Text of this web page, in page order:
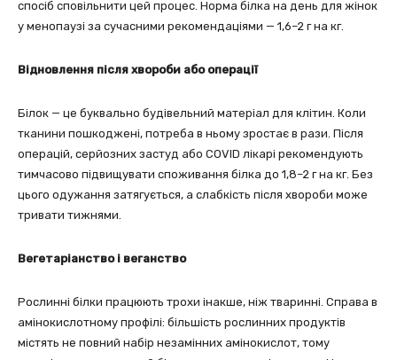
спосіб сповільнити цей процес. Норма білка на день для жінок
у менопаузі за сучасними рекомендаціями — 1,6–2 г на кг.
Відновлення після хвороби або операції
Білок — це буквально будівельний матеріал для клітин. Коли
тканини пошкоджені, потреба в ньому зростає в рази. Після
операцій, серйозних застуд або COVID лікарі рекомендують
тимчасово підвищувати споживання білка до 1,8–2 г на кг. Без
цього одужання затягується, а слабкість після хвороби може
тривати тижнями.
Вегетаріанство і веганство
Рослинні білки працюють трохи інакше, ніж тваринні. Справа в
амінокислотному профілі: більшість рослинних продуктів
містять не повний набір незамінних амінокислот, тому